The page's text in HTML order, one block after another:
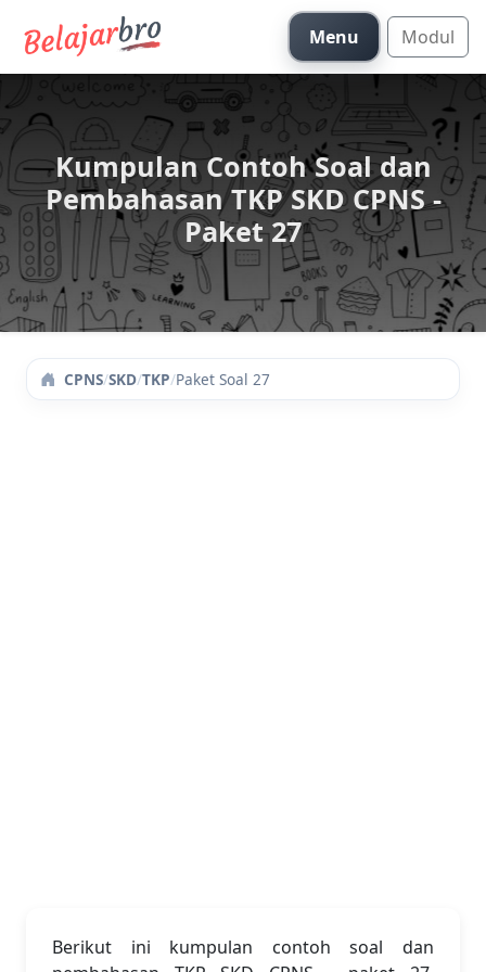
Menu Modul
Kumpulan Contoh Soal dan
Pembahasan TKP SKD CPNS -
Paket 27
CPNS/SKD/TKP/Paket Soal 27
Berikut ini kumpulan contoh soal dan